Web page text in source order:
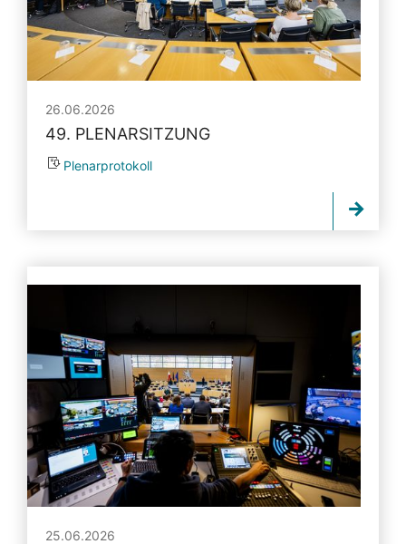
26.06.2026
49. PLENARSITZUNG
Plenarprotokoll
25.06.2026